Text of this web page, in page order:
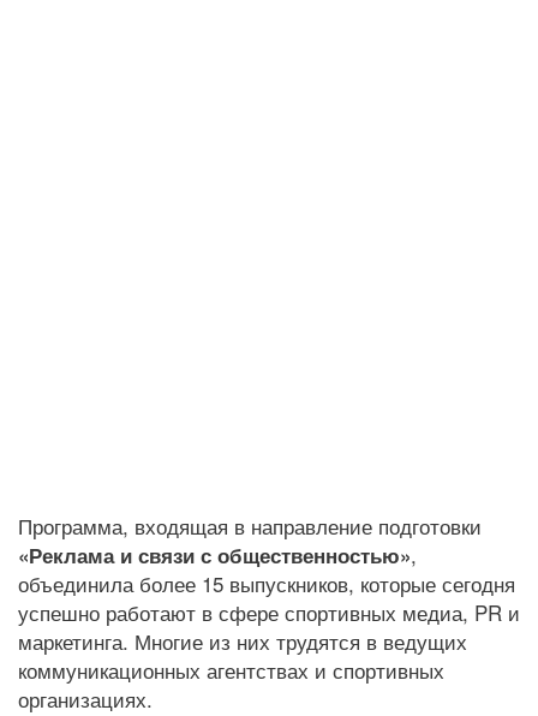
Программа, входящая в направление подготовки
«Реклама и связи с общественностью»,
объединила более 15 выпускников, которые сегодня
успешно работают в сфере спортивных медиа, PR и
маркетинга. Многие из них трудятся в ведущих
коммуникационных агентствах и спортивных
организациях.